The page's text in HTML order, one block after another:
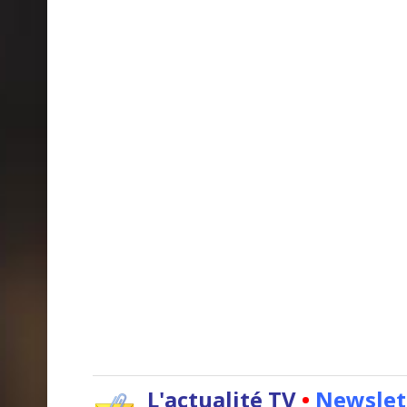
L'actualité TV •